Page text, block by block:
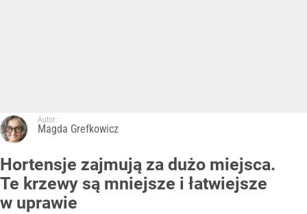
Autor:
Magda Grefkowicz
Hortensje zajmują za dużo miejsca.
Te krzewy są mniejsze i łatwiejsze
w uprawie